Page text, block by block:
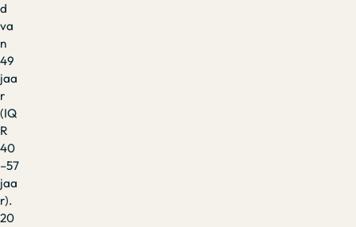
d
va
n
49
jaa
r
(IQ
R
40
–57
jaa
r).
20